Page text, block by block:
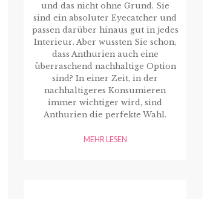
und das nicht ohne Grund. Sie
sind ein absoluter Eyecatcher und
passen darüber hinaus gut in jedes
Interieur. Aber wussten Sie schon,
dass Anthurien auch eine
überraschend nachhaltige Option
sind? In einer Zeit, in der
nachhaltigeres Konsumieren
immer wichtiger wird, sind
Anthurien die perfekte Wahl.
MEHR LESEN